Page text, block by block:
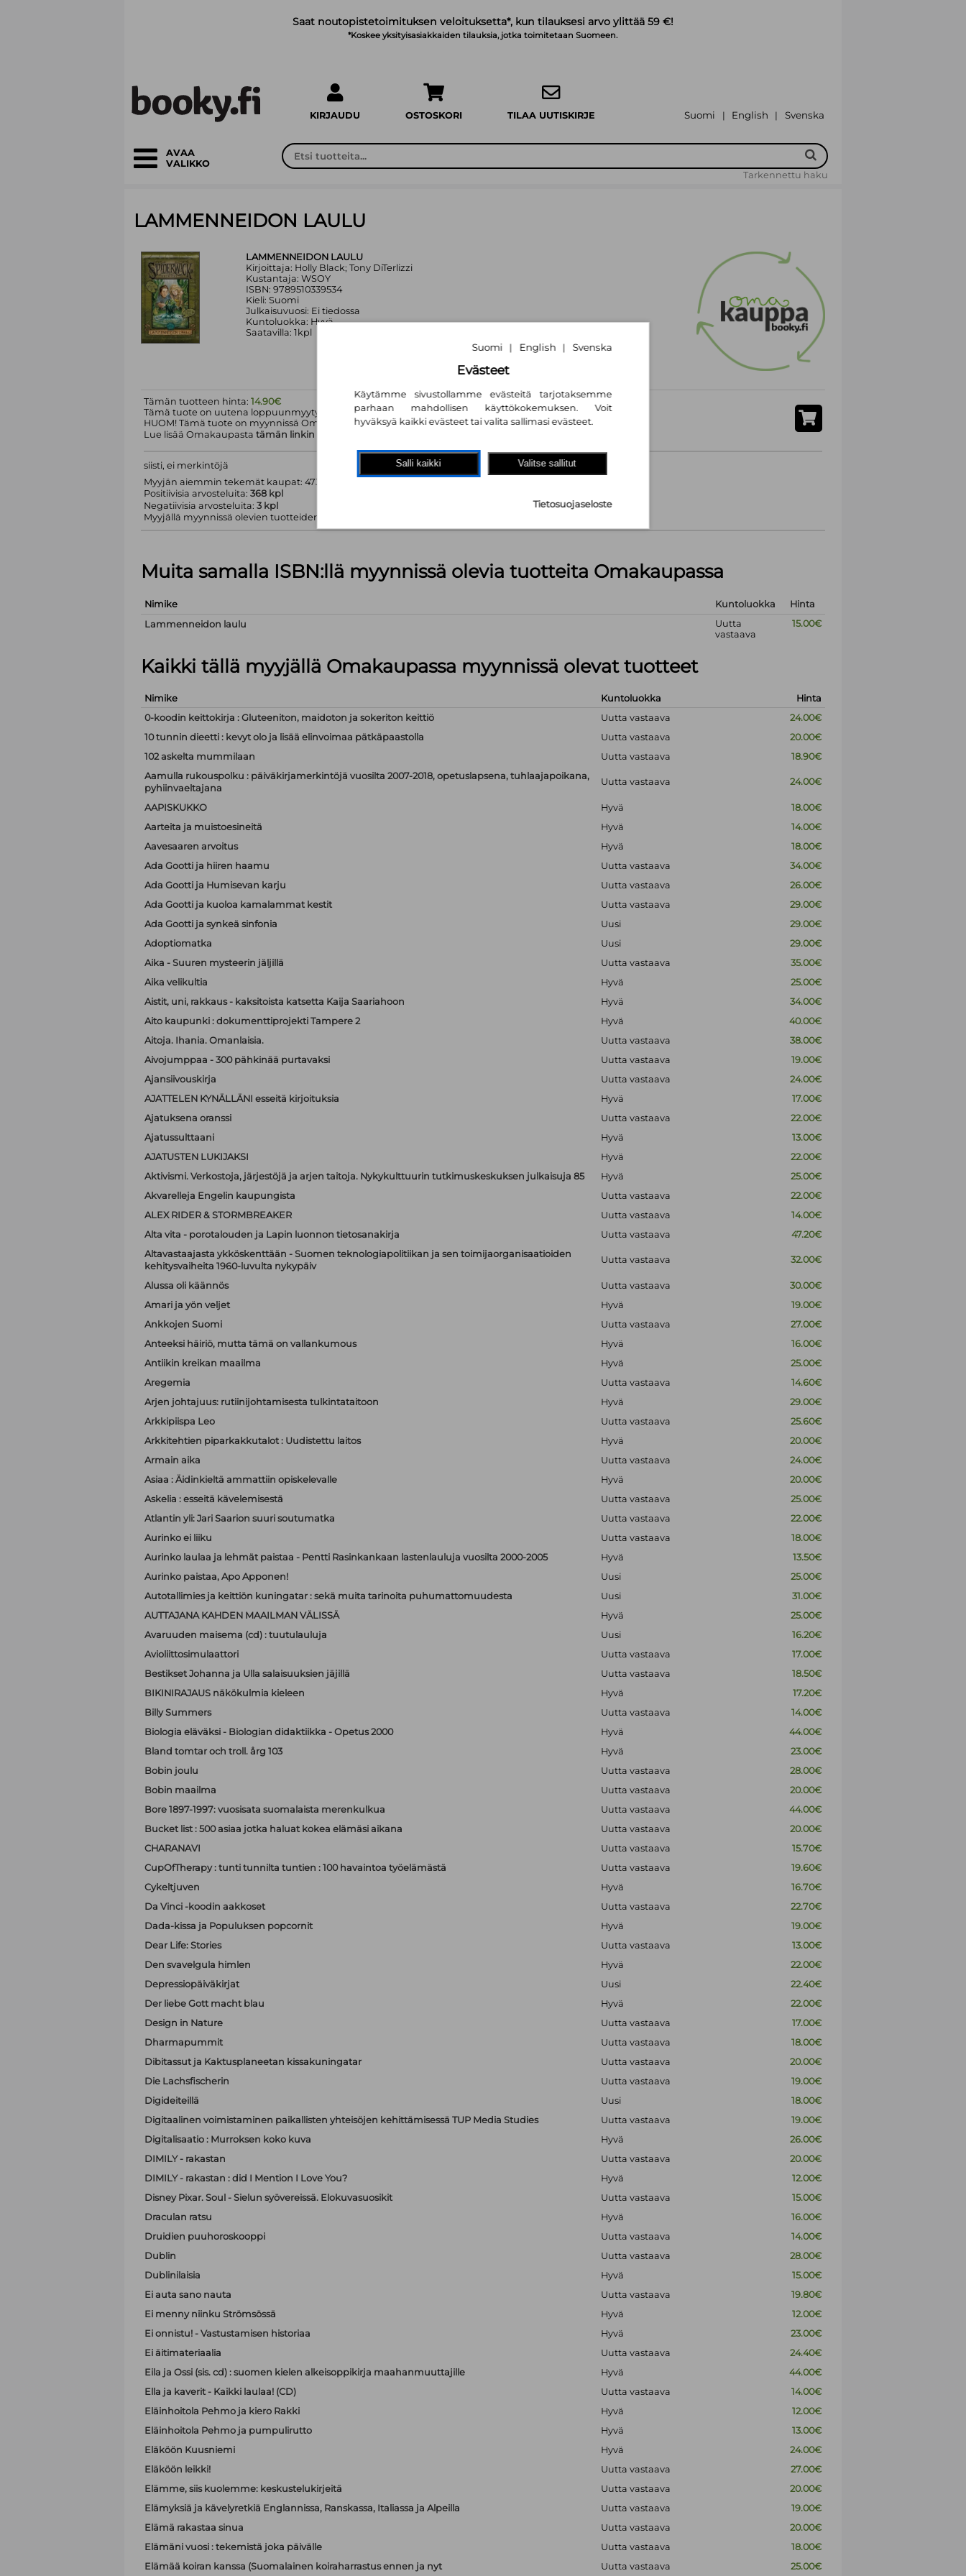
Saat noutopistetoimituksen veloituksetta*, kun tilauksesi arvo ylittää 59 €!
*Koskee yksityisasiakkaiden tilauksia, jotka toimitetaan Suomeen.
KIRJAUDU OSTOSKORI TILAA UUTISKIRJE Suomi | English | Svenska
AVAA
VALIKKO
Tarkennettu haku
LAMMENNEIDON LAULU
LAMMENNEIDON LAULU
Kirjoittaja: Holly Black; Tony DiTerlizzi
Kustantaja: WSOY
ISBN: 9789510339534
Kieli: Suomi
Julkaisuvuosi: Ei tiedossa
Kuntoluokka: Hyvä
Saatavilla: 1kpl
Tämän tuotteen hinta: 14.90€
Tämä tuote on uutena loppuunmyyty.
HUOM! Tämä tuote on myynnissä Omakaupassa
Lue lisää Omakaupasta tämän linkin
siisti, ei merkintöjä
Myyjän aiemmin tekemät kaupat: 473 kpl
Positiivisia arvosteluita: 368 kpl
Negatiivisia arvosteluita: 3 kpl
Myyjällä myynnissä olevien tuotteiden määrä (kts. alla): 922 kpl
Muita samalla ISBN:llä myynnissä olevia tuotteita Omakaupassa
Nimike Kuntoluokka
Hinta
Lammenneidon laulu
Uutta
vastaava
15.00€
Kaikki tällä myyjällä Omakaupassa myynnissä olevat tuotteet
Nimike Kuntoluokka
Hinta
0-koodin keittokirja : Gluteeniton, maidoton ja sokeriton keittiö
Uutta vastaava
24.00€
10 tunnin dieetti : kevyt olo ja lisää elinvoimaa pätkäpaastolla
Uutta vastaava
20.00€
102 askelta mummilaan
Uutta vastaava
18.90€
Aamulla rukouspolku : päiväkirjamerkintöjä vuosilta 2007-2018, opetuslapsena, tuhlaajapoikana,
pyhiinvaeltajana
Uutta vastaava 24.00€
AAPISKUKKO Hyvä
18.00€
Aarteita ja muistoesineitä
Hyvä
14.00€
Aavesaaren arvoitus
Hyvä
18.00€
Ada Gootti ja hiiren haamu
Uutta vastaava
34.00€
Ada Gootti ja Humisevan karju
Uutta vastaava
26.00€
Ada Gootti ja kuoloa kamalammat kestit
Uutta vastaava
29.00€
Ada Gootti ja synkeä sinfonia
Uusi
29.00€
Adoptiomatka
Uusi
29.00€
Aika - Suuren mysteerin jäljillä
Uutta vastaava
35.00€
Aika velikultia
Hyvä
25.00€
Aistit, uni, rakkaus - kaksitoista katsetta Kaija Saariahoon
Hyvä
34.00€
Aito kaupunki : dokumenttiprojekti Tampere 2
Hyvä
40.00€
Aitoja. Ihania. Omanlaisia.
Uutta vastaava
38.00€
Aivojumppaa - 300 pähkinää purtavaksi
Uutta vastaava
19.00€
Ajansiivouskirja
Uutta vastaava
24.00€
AJATTELEN KYNÄLLÄNI esseitä kirjoituksia
Hyvä
17.00€
Ajatuksena oranssi
Uutta vastaava
22.00€
Ajatussulttaani
Hyvä
13.00€
AJATUSTEN LUKIJAKSI
Hyvä
22.00€
Aktivismi. Verkostoja, järjestöjä ja arjen taitoja. Nykykulttuurin tutkimuskeskuksen julkaisuja 85
Hyvä
25.00€
Akvarelleja Engelin kaupungista
Uutta vastaava
22.00€
ALEX RIDER & STORMBREAKER
Uutta vastaava
14.00€
Alta vita - porotalouden ja Lapin luonnon tietosanakirja
Uutta vastaava
47.20€
Altavastaajasta ykköskenttään - Suomen teknologiapolitiikan ja sen toimijaorganisaatioiden
kehitysvaiheita 1960-luvulta nykypäiv
Uutta vastaava 32.00€
Alussa oli käännös Uutta vastaava
30.00€
Amari ja yön veljet
Hyvä
19.00€
Ankkojen Suomi
Uutta vastaava
27.00€
Anteeksi häiriö, mutta tämä on vallankumous
Hyvä
16.00€
Antiikin kreikan maailma
Hyvä
25.00€
Aregemia
Uutta vastaava
14.60€
Arjen johtajuus: rutiinijohtamisesta tulkintataitoon
Hyvä
29.00€
Arkkipiispa Leo
Uutta vastaava
25.60€
Arkkitehtien piparkakkutalot : Uudistettu laitos
Hyvä
20.00€
Armain aika
Uutta vastaava
24.00€
Asiaa : Äidinkieltä ammattiin opiskelevalle
Hyvä
20.00€
Askelia : esseitä kävelemisestä
Uutta vastaava
25.00€
Atlantin yli: Jari Saarion suuri soutumatka
Uutta vastaava
22.00€
Aurinko ei liiku
Uutta vastaava
18.00€
Aurinko laulaa ja lehmät paistaa - Pentti Rasinkankaan lastenlauluja vuosilta 2000-2005
Hyvä
13.50€
Aurinko paistaa, Apo Apponen!
Uusi
25.00€
Autotallimies ja keittiön kuningatar : sekä muita tarinoita puhumattomuudesta
Uusi
31.00€
AUTTAJANA KAHDEN MAAILMAN VÄLISSÄ
Hyvä
25.00€
Avaruuden maisema (cd) : tuutulauluja
Uusi
16.20€
Avioliittosimulaattori
Uutta vastaava
17.00€
Bestikset Johanna ja Ulla salaisuuksien jäjillä
Uutta vastaava
18.50€
BIKINIRAJAUS näkökulmia kieleen
Hyvä
17.20€
Billy Summers
Uutta vastaava
14.00€
Biologia eläväksi - Biologian didaktiikka - Opetus 2000
Hyvä
44.00€
Bland tomtar och troll. årg 103
Hyvä
23.00€
Bobin joulu
Uutta vastaava
28.00€
Bobin maailma
Uutta vastaava
20.00€
Bore 1897-1997: vuosisata suomalaista merenkulkua
Uutta vastaava
44.00€
Bucket list : 500 asiaa jotka haluat kokea elämäsi aikana
Uutta vastaava
20.00€
CHARANAVI
Uutta vastaava
15.70€
CupOfTherapy : tunti tunnilta tuntien : 100 havaintoa työelämästä
Uutta vastaava
19.60€
Cykeltjuven
Hyvä
16.70€
Da Vinci -koodin aakkoset
Uutta vastaava
22.70€
Dada-kissa ja Populuksen popcornit
Hyvä
19.00€
Dear Life: Stories
Uutta vastaava
13.00€
Den svavelgula himlen
Hyvä
22.00€
Depressiopäiväkirjat
Uusi
22.40€
Der liebe Gott macht blau
Hyvä
22.00€
Design in Nature
Uutta vastaava
17.00€
Dharmapummit
Uutta vastaava
18.00€
Dibitassut ja Kaktusplaneetan kissakuningatar
Uutta vastaava
20.00€
Die Lachsfischerin
Uutta vastaava
19.00€
Digideiteillä
Uusi
18.00€
Digitaalinen voimistaminen paikallisten yhteisöjen kehittämisessä TUP Media Studies
Uutta vastaava
19.00€
Digitalisaatio : Murroksen koko kuva
Hyvä
26.00€
DIMILY - rakastan
Uutta vastaava
20.00€
DIMILY - rakastan : did I Mention I Love You?
Hyvä
12.00€
Disney Pixar. Soul - Sielun syövereissä. Elokuvasuosikit
Uutta vastaava
15.00€
Draculan ratsu
Hyvä
16.00€
Druidien puuhoroskooppi
Uutta vastaava
14.00€
Dublin
Uutta vastaava
28.00€
Dublinilaisia
Hyvä
15.00€
Ei auta sano nauta
Uutta vastaava
19.80€
Ei menny niinku Strömsössä
Hyvä
12.00€
Ei onnistu! - Vastustamisen historiaa
Hyvä
23.00€
Ei äitimateriaalia
Uutta vastaava
24.40€
Eila ja Ossi (sis. cd) : suomen kielen alkeisoppikirja maahanmuuttajille
Hyvä
44.00€
Ella ja kaverit - Kaikki laulaa! (CD)
Uutta vastaava
14.00€
Eläinhoitola Pehmo ja kiero Rakki
Hyvä
12.00€
Eläinhoitola Pehmo ja pumpulirutto
Hyvä
13.00€
Eläköön Kuusniemi
Hyvä
24.00€
Eläköön leikki!
Uutta vastaava
27.00€
Elämme, siis kuolemme: keskustelukirjeitä
Uutta vastaava
20.00€
Elämyksiä ja kävelyretkiä Englannissa, Ranskassa, Italiassa ja Alpeilla
Uutta vastaava
19.00€
Elämä rakastaa sinua
Uutta vastaava
20.00€
Elämäni vuosi : tekemistä joka päivälle
Uutta vastaava
18.00€
Elämää koiran kanssa (Suomalainen koiraharrastus ennen ja nyt
Uutta vastaava 25.00€
Suomi | English | Svenska
Evästeet
Käytämme sivustollamme evästeitä tarjotaksemme
parhaan mahdollisen käyttökokemuksen. Voit
hyväksyä kaikki evästeet tai valita sallimasi evästeet.
Salli kaikki Valitse sallitut
Tietosuojaseloste